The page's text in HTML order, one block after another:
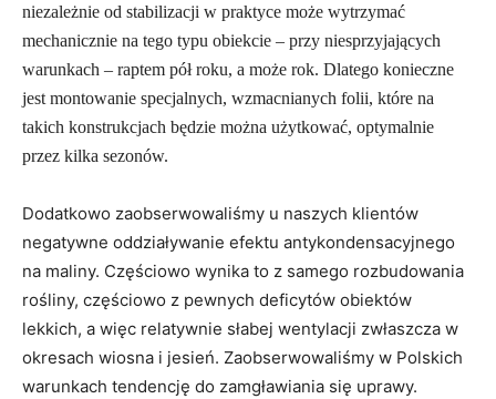
niezależnie od stabilizacji w praktyce może wytrzymać
mechanicznie na tego typu obiekcie – przy niesprzyjających
warunkach – raptem pół roku, a może rok. Dlatego konieczne
jest montowanie specjalnych, wzmacnianych folii, które na
takich konstrukcjach będzie można użytkować, optymalnie
przez kilka sezonów.
Dodatkowo zaobserwowaliśmy u naszych klientów
negatywne oddziaływanie efektu antykondensacyjnego
na maliny. Częściowo wynika to z samego rozbudowania
rośliny, częściowo z pewnych deficytów obiektów
lekkich, a więc relatywnie słabej wentylacji zwłaszcza w
okresach wiosna i jesień. Zaobserwowaliśmy w Polskich
warunkach tendencję do zamgławiania się uprawy.